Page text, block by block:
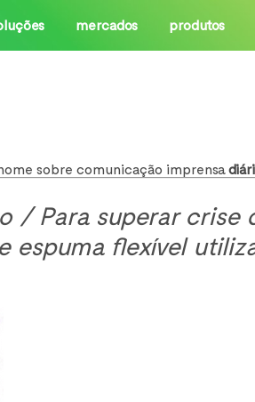
mercados produtos
sobre comunicação imprensa
/ Para superar crise
espuma flexível